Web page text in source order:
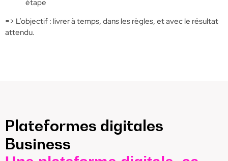
étape
=> L’objectif : livrer à temps, dans les règles, et avec le résultat
attendu.
Plateformes digitales
Business